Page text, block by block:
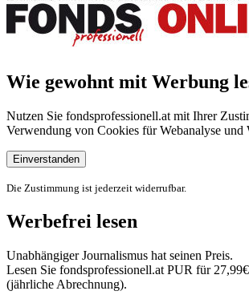
Wie gewohnt mit Werbung
Nutzen Sie fondsprofessionell.at mit Ihrer
Verwendung von Cookies für Webanalyse und
Einverstanden
Die Zustimmung ist jederzeit widerrufbar.
Werbefrei lesen
Unabhängiger Journalismus hat seinen Preis.
Lesen Sie fondsprofessionell.at PUR für
(jährliche Abrechnung).